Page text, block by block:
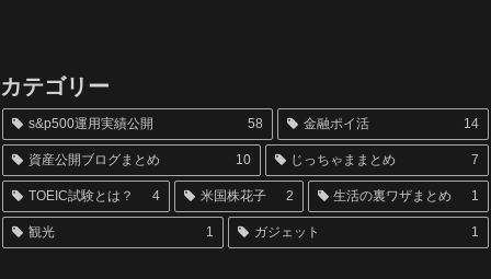
カテゴリー
s&p500運用実績公開 58 金融ポイ活 14
資産公開ブログまとめ 10 じっちゃままとめ 7
TOEIC試験とは？ 4 米国株花子 2 生活の裏ワザまとめ 1
観光 1 ガジェット 1